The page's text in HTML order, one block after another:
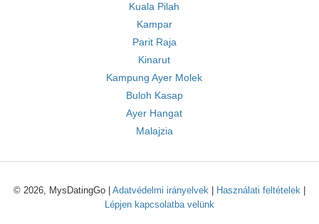
Kuala Pilah
Kampar
Parit Raja
Kinarut
Kampung Ayer Molek
Buloh Kasap
Ayer Hangat
Malajzia
© 2026, MysDatingGo | Adatvédelmi irányelvek Használati feltételek
Lépjen kapcsolatba velünk